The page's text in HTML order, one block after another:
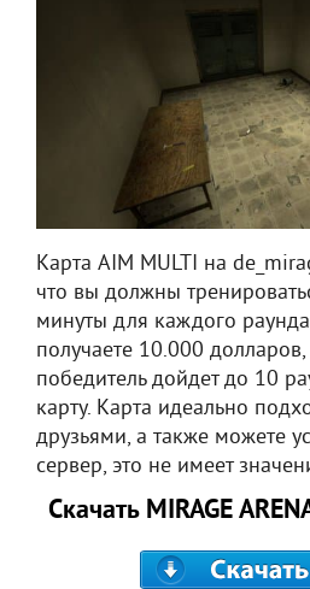
Карта AIM MULTI на
что вы должны
минуты для каждого
получаете 10.000
победитель дойдет до 10
карту. Карта идеально
друзьями, а также можете
сервер, это не имеет
Скачать MIRAGE